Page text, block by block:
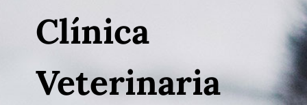
Clínica
Veterinaria